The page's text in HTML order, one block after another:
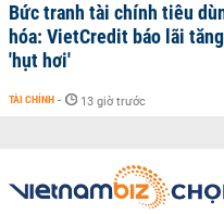
Bức tranh tài chính tiêu
hóa: VietCredit báo lãi
'hụt hơi'
TÀI CHÍNH - 13 giờ trước